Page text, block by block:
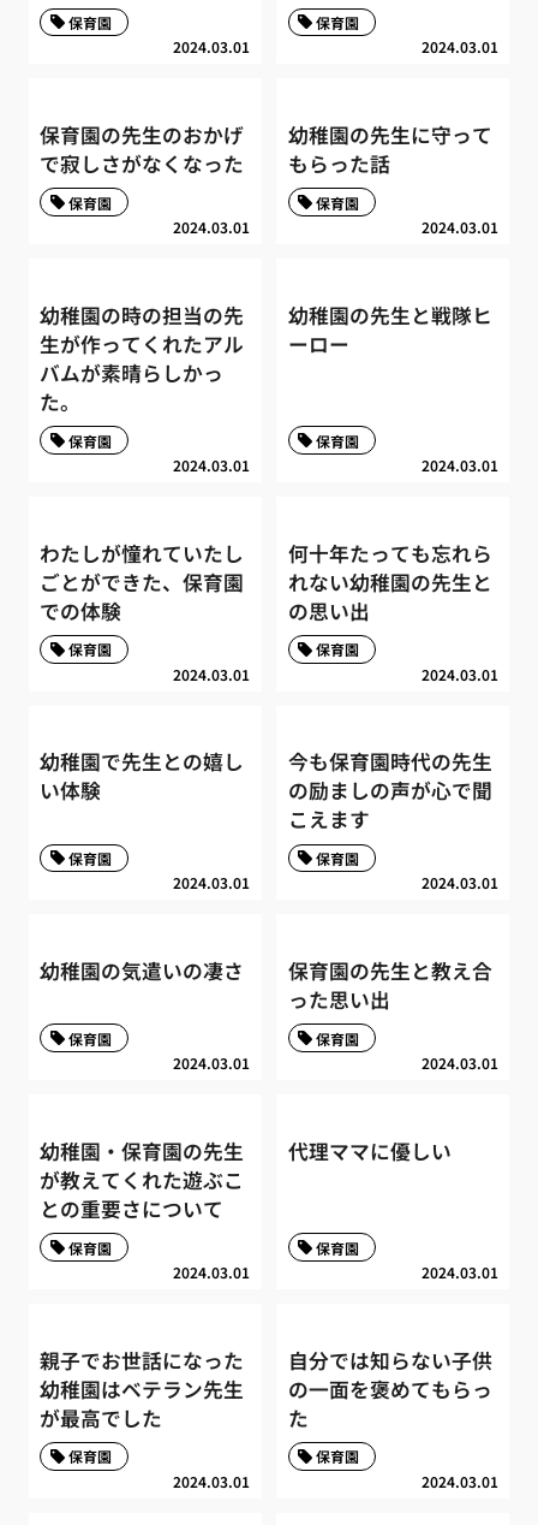
2024.03.01
保育園
2024.03.01
保育園
保育園の先生のおかげ
で寂しさがなくなった
2024.03.01
保育園
幼稚園の先生に守って
もらった話
2024.03.01
保育園
幼稚園の時の担当の先
生が作ってくれたアル
バムが素晴らしかっ
た。
2024.03.01
保育園
幼稚園の先生と戦隊ヒ
ーロー
2024.03.01
保育園
わたしが憧れていたし
ごとができた、保育園
での体験
2024.03.01
保育園
何十年たっても忘れら
れない幼稚園の先生と
の思い出
2024.03.01
保育園
幼稚園で先生との嬉し
い体験
2024.03.01
保育園
今も保育園時代の先生
の励ましの声が心で聞
こえます
2024.03.01
保育園
幼稚園の気遣いの凄さ
2024.03.01
保育園
保育園の先生と教え合
った思い出
2024.03.01
保育園
幼稚園・保育園の先生
が教えてくれた遊ぶこ
との重要さについて
2024.03.01
保育園
代理ママに優しい
2024.03.01
保育園
親子でお世話になった
幼稚園はベテラン先生
が最高でした
2024.03.01
保育園
自分では知らない子供
の一面を褒めてもらっ
た
2024.03.01
保育園